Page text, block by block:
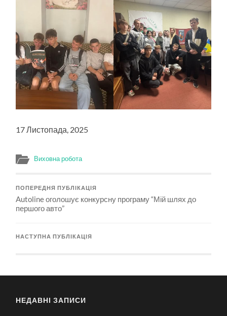
17 Листопада, 2025
Виховна робота
ПОПЕРЕДНЯ ПУБЛІКАЦІЯ
Autoline оголошує конкурсну програму “Мій шлях до
першого авто”
НАСТУПНА ПУБЛІКАЦІЯ
НЕДАВНІ ЗАПИСИ